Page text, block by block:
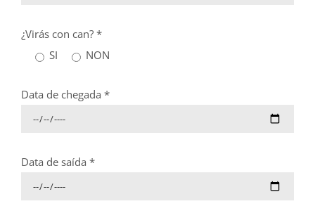
¿Virás con can? *
SI
NON
Data de chegada *
Data de saída *